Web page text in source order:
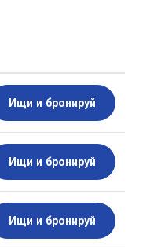
Ищи и бронируй
Ищи и бронируй
Ищи и бронируй